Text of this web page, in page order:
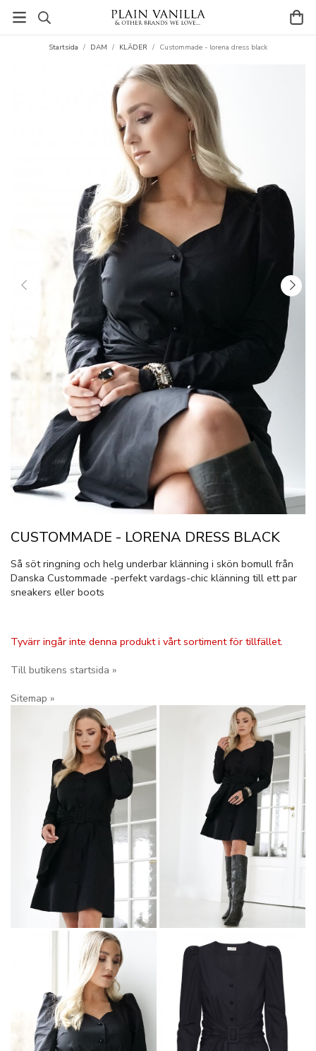
Startsida / DAM / KLÄDER / Custommade - lorena dress black
CUSTOMMADE - LORENA DRESS BLACK
Så söt ringning och helg underbar klänning i skön bomull från
Danska Custommade -perfekt vardags-chic klänning till ett par
sneakers eller boots
Tyvärr ingår inte denna produkt i vårt sortiment för tillfället.
Till butikens startsida »
Sitemap »